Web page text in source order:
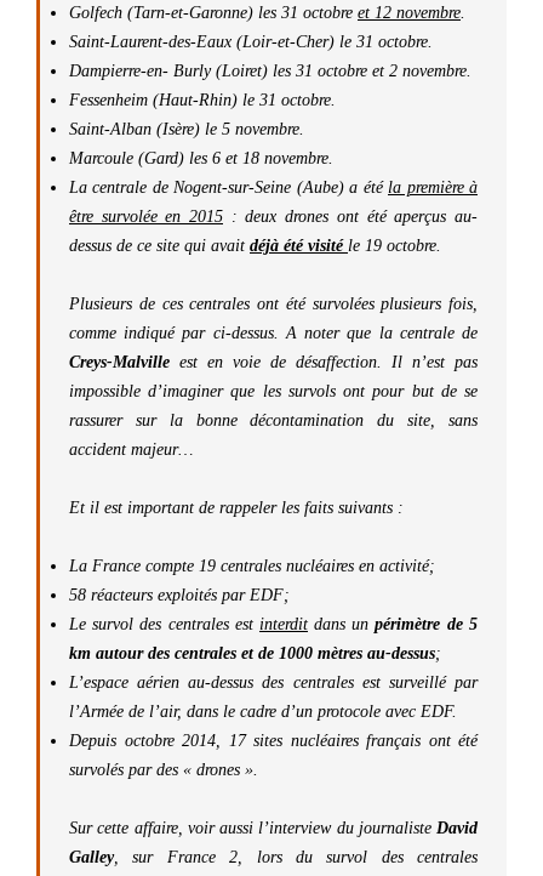
Golfech (Tarn-et-Garonne) les 31 octobre et 12 novembre.
Saint-Laurent-des-Eaux (Loir-et-Cher) le 31 octobre.
Dampierre-en- Burly (Loiret) les 31 octobre et 2 novembre.
Fessenheim (Haut-Rhin) le 31 octobre.
Saint-Alban (Isère) le 5 novembre.
Marcoule (Gard) les 6 et 18 novembre.
La centrale de Nogent-sur-Seine (Aube) a été la première à
être survolée en 2015 : deux drones ont été aperçus au-
dessus de ce site qui avait déjà été visité le 19 octobre.
Plusieurs de ces centrales ont été survolées plusieurs fois,
comme indiqué par ci-dessus. A noter que la centrale de
Creys-Malville est en voie de désaffection. Il n’est pas
impossible d’imaginer que les survols ont pour but de se
rassurer sur la bonne décontamination du site, sans
accident majeur…
Et il est important de rappeler les faits suivants :
La France compte 19 centrales nucléaires en activité;
58 réacteurs exploités par EDF;
Le survol des centrales est interdit dans un périmètre de 5
km autour des centrales et de 1000 mètres au-dessus;
L’espace aérien au-dessus des centrales est surveillé par
l’Armée de l’air, dans le cadre d’un protocole avec EDF.
Depuis octobre 2014, 17 sites nucléaires français ont été
survolés par des « drones ».
Sur cette affaire, voir aussi l’interview du journaliste David
Galley, sur France 2, lors du survol des centrales